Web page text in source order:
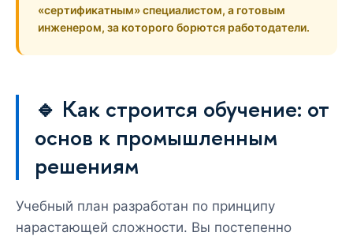
«сертификатным» специалистом, а готовым
инженером, за которого борются работодатели.
🔹 Как строится обучение: от
основ к промышленным
решениям
Учебный план разработан по принципу
нарастающей сложности. Вы постепенно